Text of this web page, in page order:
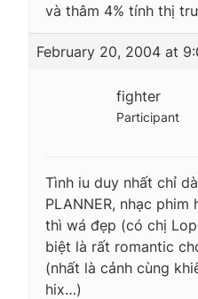
và thâm 4% tính thị
February 20, 2004 at
fighter
Participant
Tình iu duy nhất chỉ
PLANNER, nhạc
thì wá đẹp (có chị
biệt là rất romantic
(nhất là cảnh cùng
hix…)